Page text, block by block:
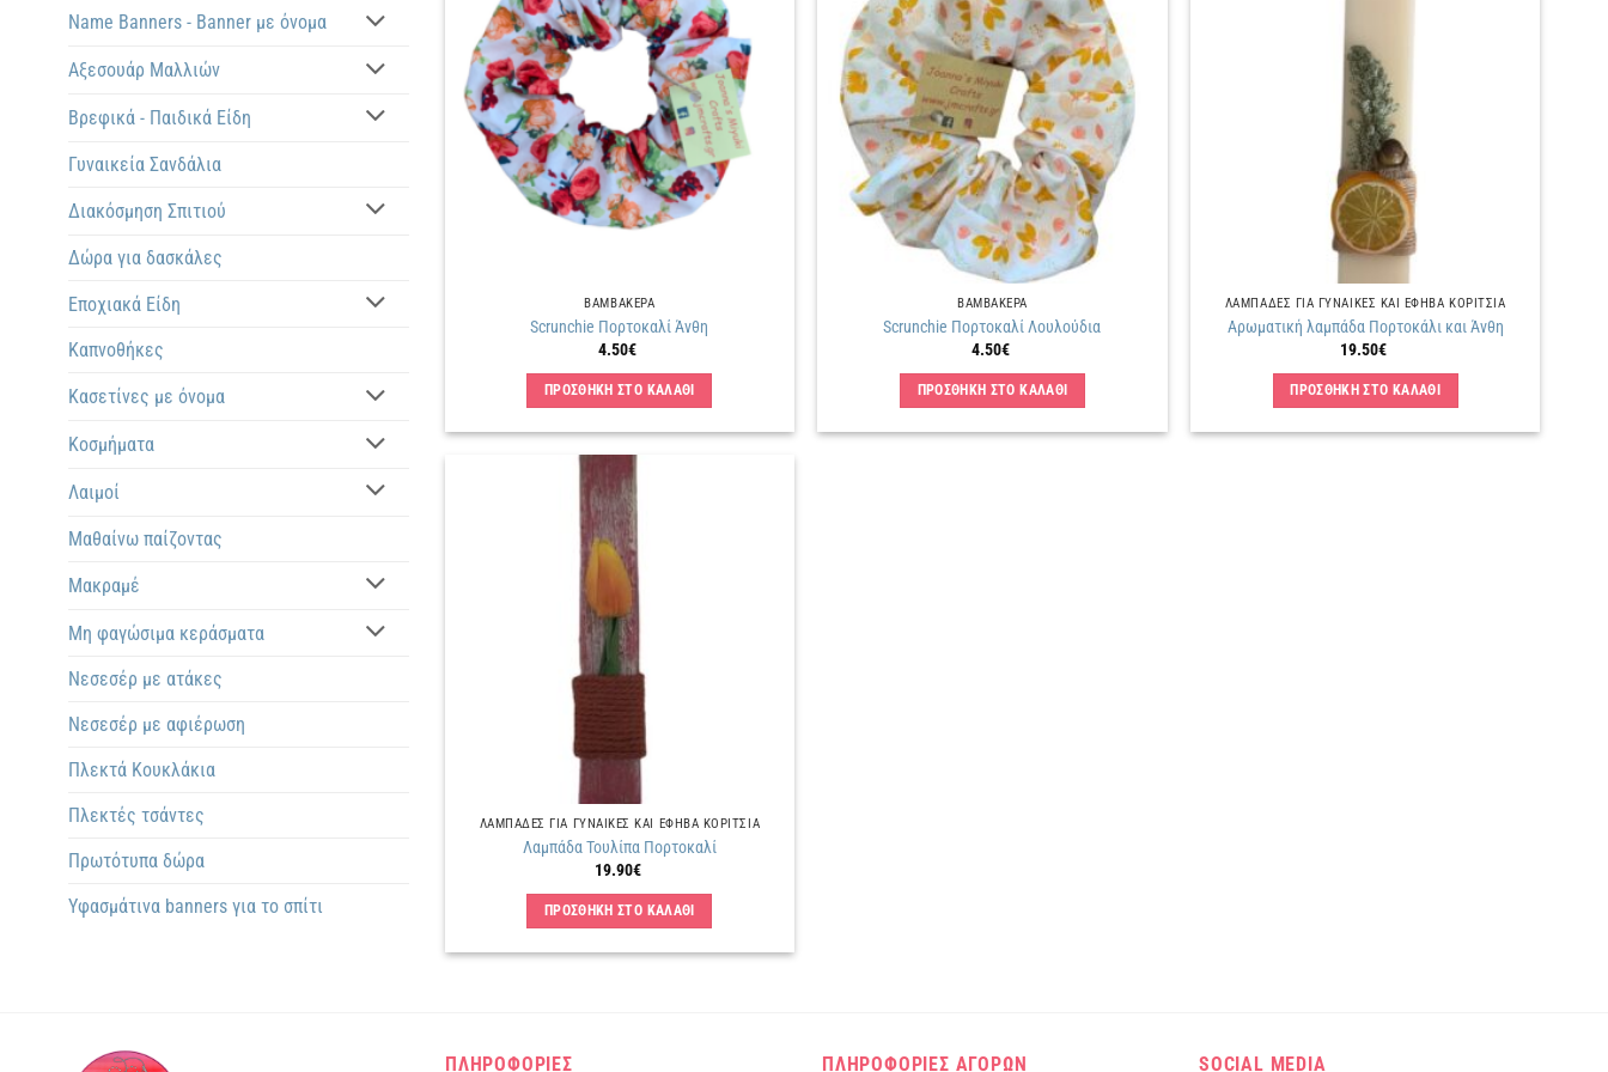
Name Banners - Banner με όνομα
Αξεσουάρ Μαλλιών
Βρεφικά - Παιδικά Είδη
Γυναικεία Σανδάλια
Διακόσμηση Σπιτιού
Δώρα για δασκάλες
Εποχιακά Είδη
Καπνοθήκες
Κασετίνες με όνομα
Κοσμήματα
Λαιμοί
Μαθαίνω παίζοντας
Μακραμέ
Μη φαγώσιμα κεράσματα
Νεσεσέρ με ατάκες
Νεσεσέρ με αφιέρωση
Πλεκτά Kουκλάκια
Πλεκτές τσάντες
Πρωτότυπα δώρα
Υφασμάτινα banners για το σπίτι
λίστα
επιθυμιών
ΒΑΜΒΑΚΕΡΑ
Scrunchie Πορτοκαλί Άνθη
4.50€
ΠΡΟΣΘΗΚΗ ΣΤΟ ΚΑΛΑΘΙ
στην
λίστα
επιθυμιών
ΒΑΜΒΑΚΕΡΑ
Scrunchie Πορτοκαλί Λουλούδια
4.50€
ΠΡΟΣΘΗΚΗ ΣΤΟ ΚΑΛΑΘΙ
ΛΑΜΠΑΔΕΣ ΓΙΑ ΓΥΝΑΙΚΕΣ ΚΑΙ ΕΦΗΒΑ ΚΟΡΙΤΣΙΑ
Αρωματική λαμπάδα Πορτοκάλι και Άνθη
19.50€
ΠΡΟΣΘΗΚΗ ΣΤΟ ΚΑΛΑΘΙ
ΛΑΜΠΑΔΕΣ ΓΙΑ ΓΥΝΑΙΚΕΣ ΚΑΙ ΕΦΗΒΑ ΚΟΡΙΤΣΙΑ
Λαμπάδα Τουλίπα Πορτοκαλί
19.90€
ΠΡΟΣΘΗΚΗ ΣΤΟ ΚΑΛΑΘΙ
ΠΛΗΡΟΦΟΡΙΕΣ ΠΛΗΡΟΦΟΡΙΕΣ ΑΓΟΡΩΝ SOCIAL MEDIA